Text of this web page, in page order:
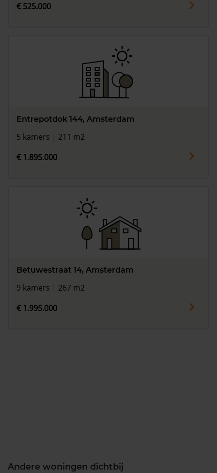
€ 525.000
Entrepotdok 144, Amsterdam
5 kamers | 211 m2
€ 1.895.000
Betuwestraat 14, Amsterdam
9 kamers | 267 m2
€ 1.995.000
Andere woningen dichtbij